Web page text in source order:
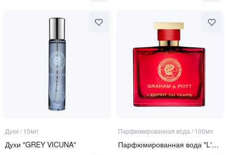
Духи / 15мл
Духи "GREY VICUNA"
Парфюмированная вода / 100мл
Парфюмированная вода "L'ESPRIT DU TEMPS"